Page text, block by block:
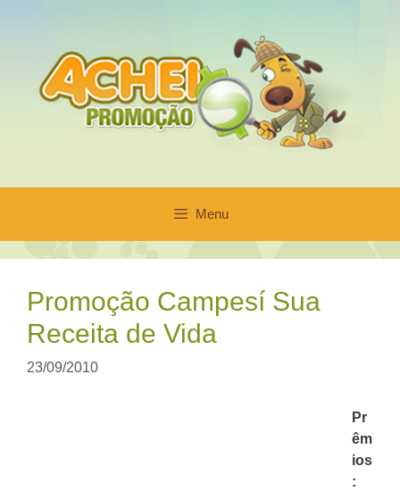
conteúdo
Menu
Promoção Campesí Sua
Receita de Vida
23/09/2010
Pr
êm
ios
: